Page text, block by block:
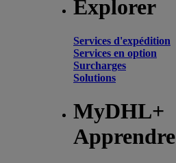
Explorer
Services d'expédition
Services en option
Surcharges
Solutions
MyDHL+
Apprendre